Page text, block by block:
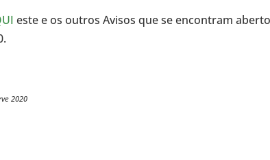
este e os outros Avisos que se encontram
2020